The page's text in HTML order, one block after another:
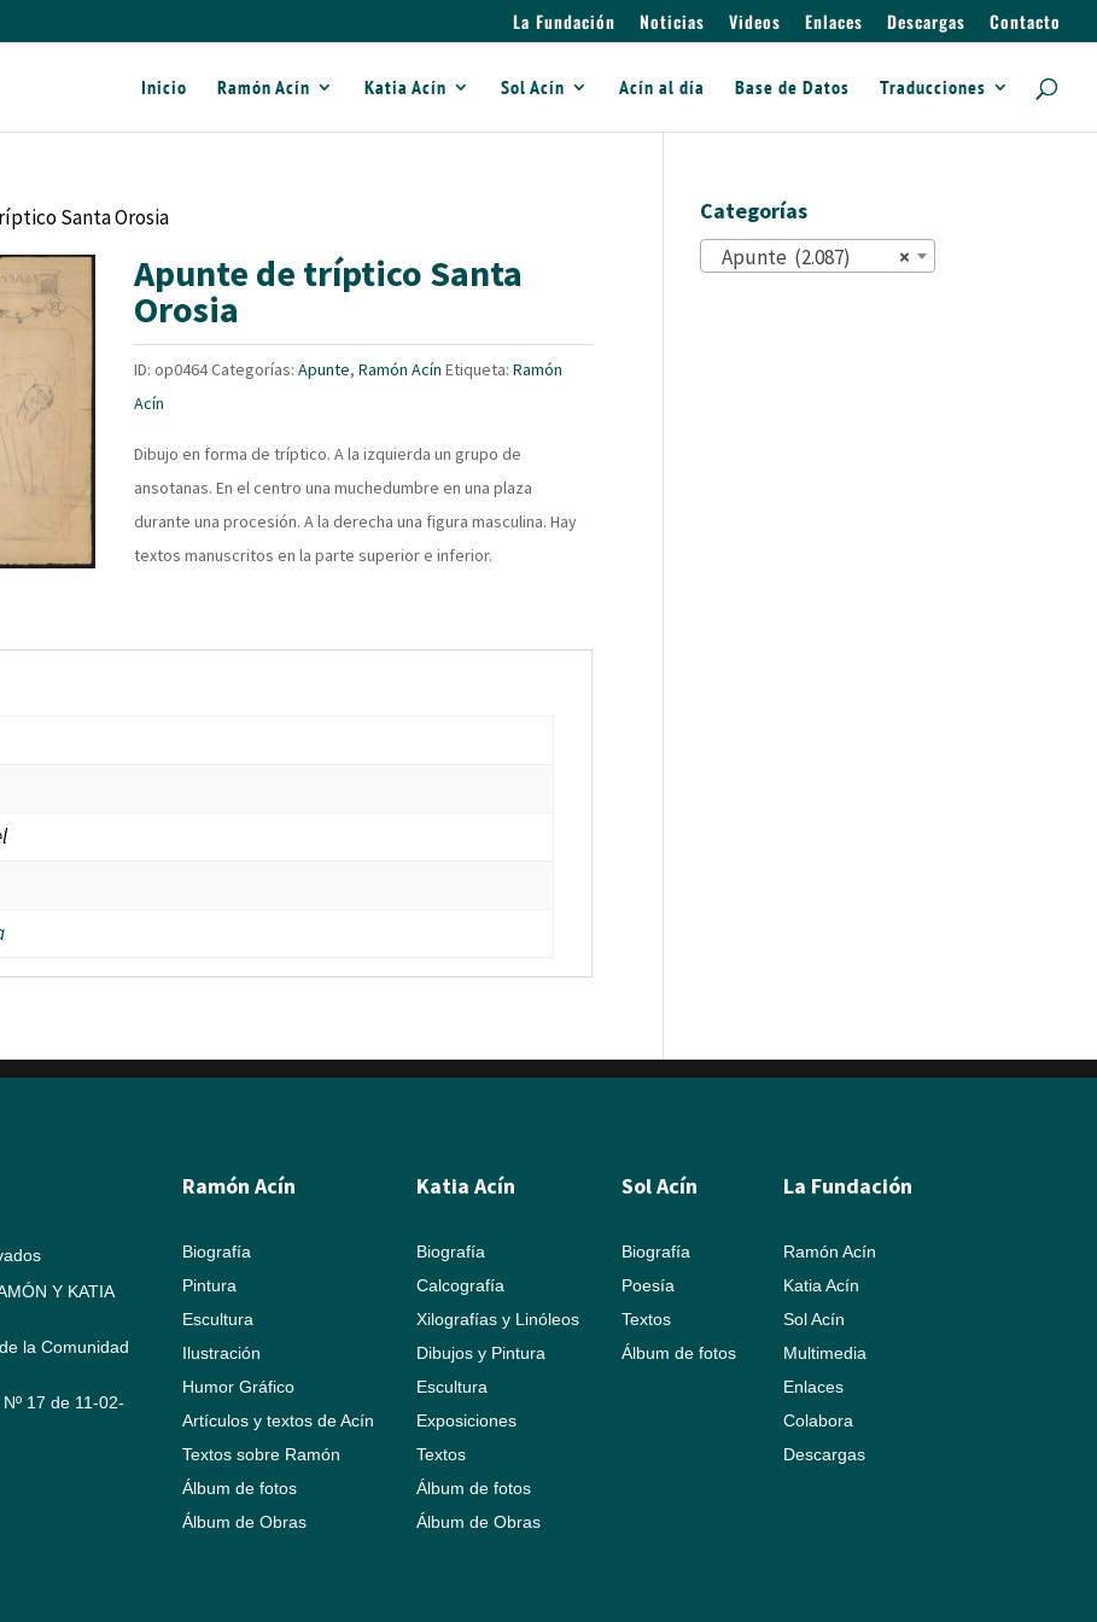
La Fundación Noticias Videos Enlaces Descargas Contacto
Inicio Ramón Acín Katia Acín Sol Acín Acín al día Base de Datos Traducciones
Santa Orosia
Apunte de tríptico Santa
Orosia
ID:op0464Categorías:Apunte,Ramón Acín Etiqueta:Ramón
Acín
Dibujo en forma de tríptico. A la izquierda un grupo de
ansotanas. En el centro una muchedumbre en una plaza
durante una procesión. A la derecha una figura masculina. Hay
textos manuscritos en la parte superior e inferior.
Categorías
×
Apunte (2.087)
Y KATIA
la Comunidad
17 de 11-02-
Ramón Acín
Biografía
Pintura
Escultura
Ilustración
Humor Gráfico
Artículos y textos de Acín
Textos sobre Ramón
Álbum de fotos
Álbum de Obras
Katia Acín
Biografía
Calcografía
Xilografías y Linóleos
Dibujos y Pintura
Escultura
Exposiciones
Textos
Álbum de fotos
Álbum de Obras
Sol Acín
Biografía
Poesía
Textos
Álbum de fotos
La Fundación
Ramón Acín
Katia Acín
Sol Acín
Multimedia
Enlaces
Colabora
Descargas